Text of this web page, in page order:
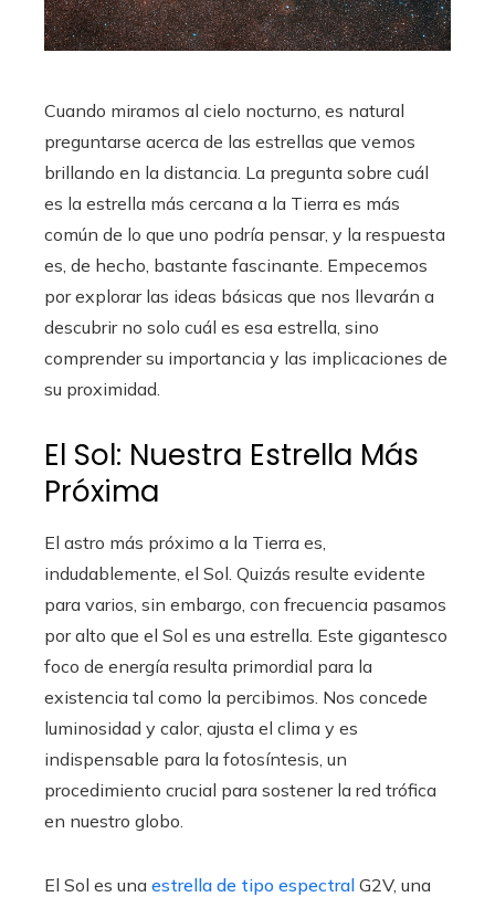
Cuando miramos al cielo nocturno, es natural
preguntarse acerca de las estrellas que vemos
brillando en la distancia. La pregunta sobre cuál
es la estrella más cercana a la Tierra es más
común de lo que uno podría pensar, y la respuesta
es, de hecho, bastante fascinante. Empecemos
por explorar las ideas básicas que nos llevarán a
descubrir no solo cuál es esa estrella, sino
comprender su importancia y las implicaciones de
su proximidad.
El Sol: Nuestra Estrella Más
Próxima
El astro más próximo a la Tierra es,
indudablemente, el Sol. Quizás resulte evidente
para varios, sin embargo, con frecuencia pasamos
por alto que el Sol es una estrella. Este gigantesco
foco de energía resulta primordial para la
existencia tal como la percibimos. Nos concede
luminosidad y calor, ajusta el clima y es
indispensable para la fotosíntesis, un
procedimiento crucial para sostener la red trófica
en nuestro globo.
El Sol es una estrella de tipo espectral G2V, una